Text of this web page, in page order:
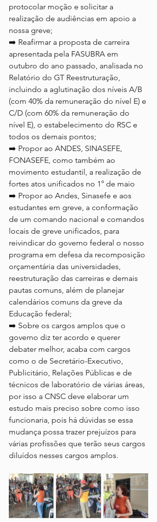
protocolar moção e solicitar a
realização de audiências em apoio a
nossa greve;
➡️ Reafirmar a proposta de carreira
apresentada pela FASUBRA em
outubro do ano passado, analisada no
Relatório do GT Reestruturação,
incluindo a aglutinação dos níveis A/B
(com 40% da remuneração do nível E) e
C/D (com 60% da remuneração do
nível E), o estabelecimento do RSC e
todos os demais pontos;
➡️ Propor ao ANDES, SINASEFE,
FONASEFE, como também ao
movimento estudantil, a realização de
fortes atos unificados no 1° de maio
➡️ Propor ao Andes, Sinasefe e aos
estudantes em greve, a conformação
de um comando nacional e comandos
locais de greve unificados, para
reivindicar do governo federal o nosso
programa em defesa da recomposição
orçamentária das universidades,
reestruturação das carreiras e demais
pautas comuns, além de planejar
calendários comuns da greve da
Educação federal;
➡️ Sobre os cargos amplos que o
governo diz ter acordo e querer
debater melhor, acaba com cargos
como o de Secretário-Executivo,
Publicitário, Relações Públicas e de
técnicos de laboratório de várias áreas,
por isso a CNSC deve elaborar um
estudo mais preciso sobre como isso
funcionaria, pois há dúvidas se essa
mudança possa trazer prejuízos para
várias profissões que terão seus cargos
diluídos nesses cargos amplos.